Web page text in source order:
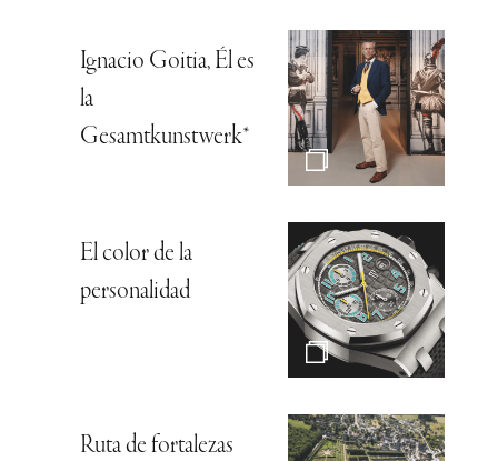
Ignacio Goitia, Él es
la
Gesamtkunstwerk*
El color de la
personalidad
Ruta de fortalezas